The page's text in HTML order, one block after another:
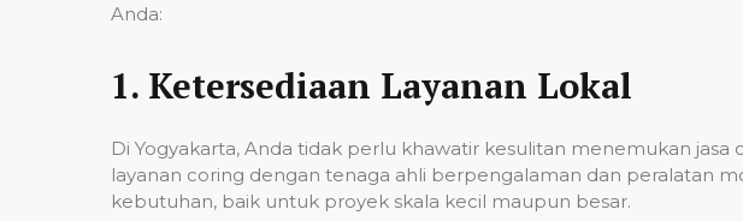
Anda:
1. Ketersediaan Layanan Lokal
Di Yogyakarta, Anda tidak perlu khawatir kesulitan menemukan
layanan coring dengan tenaga ahli berpengalaman dan peralatan
kebutuhan, baik untuk proyek skala kecil maupun besar.